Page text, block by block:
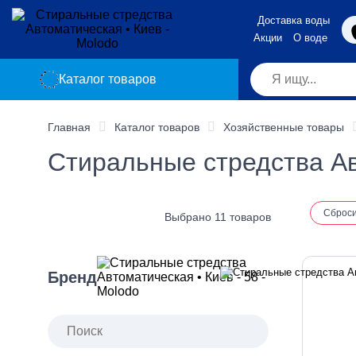
Доставка воды
Акции
О воде
Каталог товаров
Главная Каталог товаров Хозяйственные товары
Стиральные стредства
Бренд
Выбрано 11 товаров